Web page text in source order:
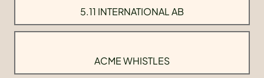
5.11 INTERNATIONAL AB
ACME WHISTLES